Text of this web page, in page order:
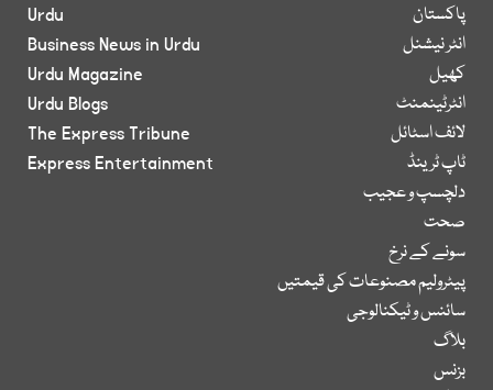
پاکستان
انٹر نیشنل
کھیل
انٹرٹینمنٹ
لائف اسٹائل
ٹاپ ٹرینڈ
دلچسپ و عجیب
صحت
سونے کے نرخ
پیٹرولیم مصنوعات کی قیمتیں
سائنس و ٹیکنالوجی
بلاگ
بزنس
Urdu
Business News in Urdu
Urdu Magazine
Urdu Blogs
The Express Tribune
Express Entertainment